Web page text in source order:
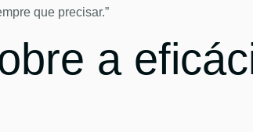
que precisar.”
a